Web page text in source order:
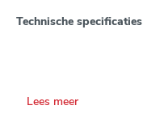
Technische specificaties
Steken: +- 81.900 m²
Lees meer